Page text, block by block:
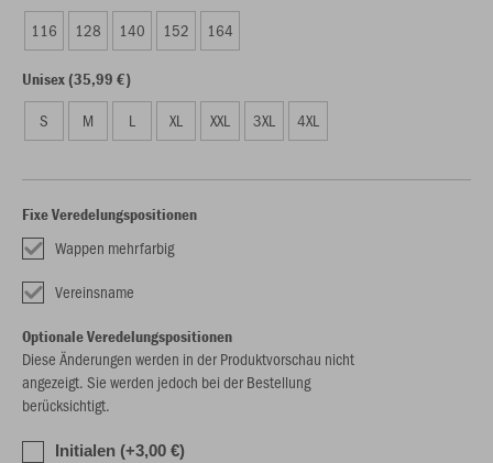
116 128 140 152 164
Unisex (35,99 €)
S M L XL XXL 3XL 4XL
Fixe Veredelungspositionen
Wappen mehrfarbig
Vereinsname
Optionale Veredelungspositionen
Diese Änderungen werden in der Produktvorschau nicht
angezeigt. Sie werden jedoch bei der Bestellung
berücksichtigt.
Initialen (+3,00 €)